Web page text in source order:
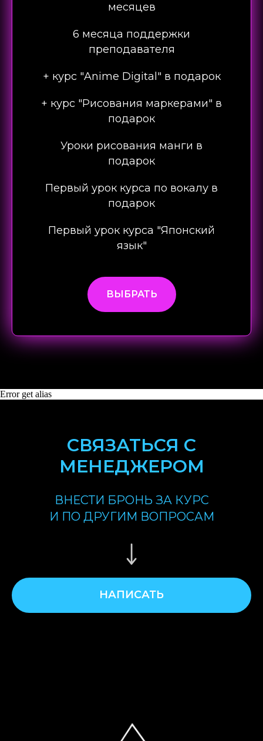
месяцев
6 месяца поддержки
преподавателя
+ курс "Anime Digital" в подарок
+ курс "Рисования маркерами" в
подарок
Уроки рисования манги в
подарок
Первый урок курса по вокалу в
подарок
Первый урок курса "Японский
язык"
ВЫБРАТЬ
Error get alias
СВЯЗАТЬСЯ С
МЕНЕДЖЕРОМ
ВНЕСТИ БРОНЬ ЗА КУРС
И ПО ДРУГИМ ВОПРОСАМ
НАПИСАТЬ